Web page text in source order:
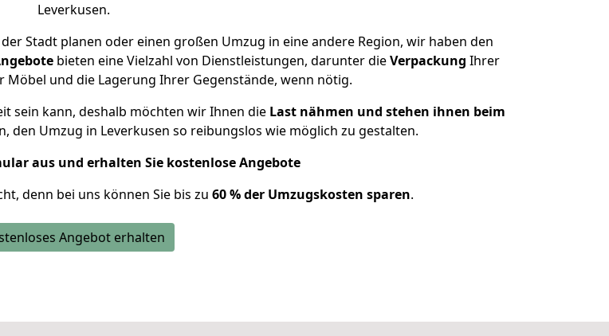
Leverkusen.
Stadt planen oder einen großen Umzug in eine andere Region, wir haben den
bieten eine Vielzahl von Dienstleistungen, darunter dieVerpackung Ihrer
Möbel und die Lagerung Ihrer Gegenstände, wenn nötig.
sein kann, deshalb möchten wir Ihnen die Last nähmen und stehen ihnen beim
den Umzug in Leverkusen so reibungslos wie möglich zu gestalten.
aus und erhalten Sie kostenlose Angebote
denn bei uns können Sie bis zu 60 % der Umzugskosten sparen.
Angebot erhalten